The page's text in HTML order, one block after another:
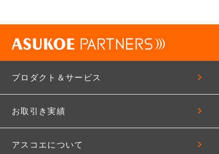
プロダクト＆サービス
お取引き実績
アスコエについて